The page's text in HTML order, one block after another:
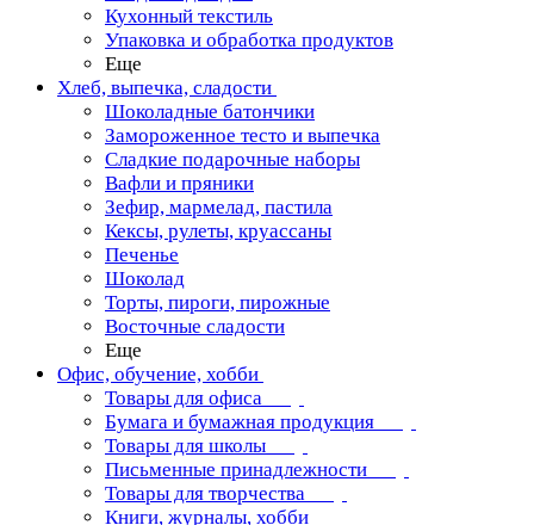
Кухонный текстиль
Упаковка и обработка продуктов
Еще
Хлеб, выпечка, сладости
Шоколадные батончики
Замороженное тесто и выпечка
Сладкие подарочные наборы
Вафли и пряники
Зефир, мармелад, пастила
Кексы, рулеты, круассаны
Печенье
Шоколад
Торты, пироги, пирожные
Восточные сладости
Еще
Офис, обучение, хобби
Товары для офиса
Бумага и бумажная продукция
Товары для школы
Письменные принадлежности
Товары для творчества
Книги, журналы, хобби